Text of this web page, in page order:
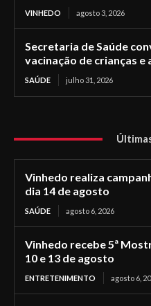
VINHEDO agosto 3, 2026
Secretaria de Saúde
vacinação de crianças e
SAÚDE julho 31, 2026
Vinhedo realiza
dia 14 de agosto
SAÚDE agosto 6, 2026
Vinhedo recebe 5ª
10 e 13 de agosto
ENTRETENIMENTO agosto 6,